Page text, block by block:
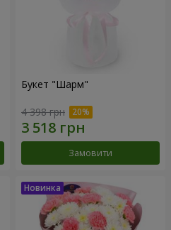
Букет "Шарм"
4 398 грн
Замовити